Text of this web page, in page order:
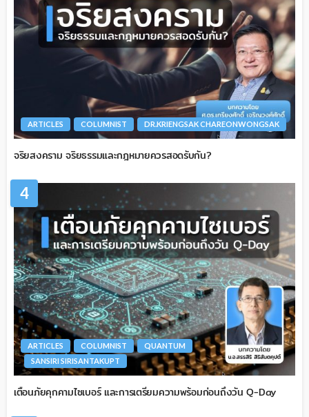
ARTICLES COLUMNIST DR.KRIENGSAK CHAREONWONGSAK
จริยสงคราม จริยธรรมและกฎหมายควรสอดรับกัน?
4
ARTICLES COLUMNIST
QUANTUM
SANSIRI SIRISANTAKUPT
เตือนภัยคุกคามไซเบอร์ และการเตรียมความพร้อมก่อนถึงวัน Q-Day